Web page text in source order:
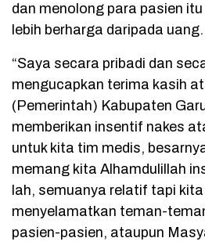
dan menolong para pasien
lebih berharga daripada uang.
“Saya secara pribadi dan
mengucapkan terima kasih
(Pemerintah) Kabupaten
memberikan insentif nakes
untuk kita tim medis,
memang kita Alhamdulillah
lah, semuanya relatif tapi
menyelamatkan teman-
pasien-pasien, ataupun